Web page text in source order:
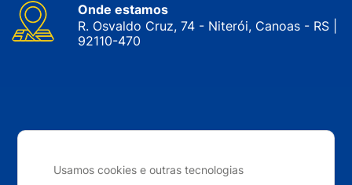
Usamos cookies e outras tecnologias
Onde estamos
R. Osvaldo Cruz, 74 - Niterói, Canoas - RS |
92110-470
reservados. 2024